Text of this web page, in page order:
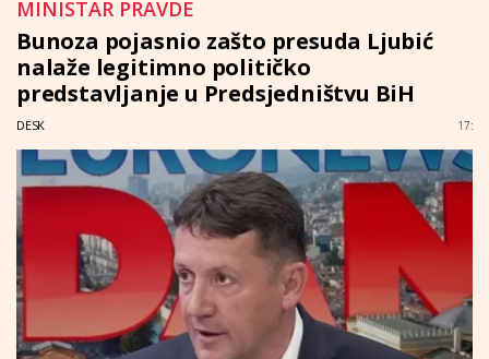
MINISTAR PRAVDE
Bunoza pojasnio zašto presuda Ljubić
nalaže legitimno političko
predstavljanje u Predsjedništvu BiH
DESK 17: